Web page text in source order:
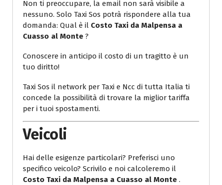
Non ti preoccupare, la email non sarà visibile a
nessuno. Solo Taxi Sos potrà rispondere alla tua
domanda: Qual è il Costo Taxi da Malpensa a
Cuasso al Monte ?
Conoscere in anticipo il costo di un tragitto è un
tuo diritto!
Taxi Sos il network per Taxi e Ncc di tutta Italia ti
concede la possibilità di trovare la miglior tariffa
per i tuoi spostamenti.
Veicoli
Hai delle esigenze particolari? Preferisci uno
specifico veicolo? Scrivilo e noi calcoleremo il
Costo Taxi da Malpensa a Cuasso al Monte .